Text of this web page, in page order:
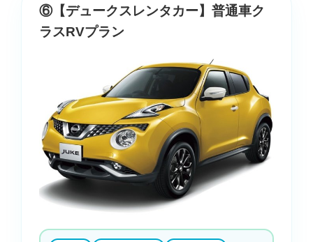
⑥【デュークスレンタカー】普通車ク
ラスRVプラン